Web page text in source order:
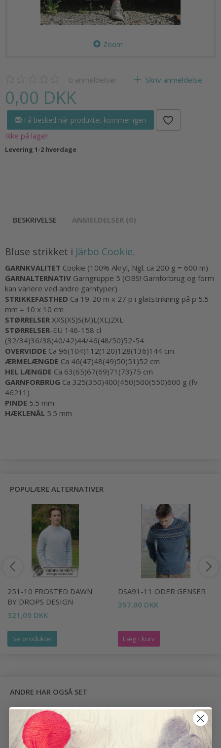
Zoom
0 anmeldelser Skriv anmeldelse
0,00 DKK
Få besked når produktet kommer igen
Ikke på lager
Levering 1-2 hverdage
BESKRIVELSE ANMELDELSER (0)
Bluse strikket i Järbo Cookie.
GARNKVALITET Cookie (100% Akryl, Ngl. ca 200 g = 600 m)
GARNALTERNATIV Garngruppe 5 (OBS! Garnforbrug og form
kan variere ved andre garntyper)
STRIKKEFASTHED Ca 19-20 m x 27 p i glatstrikning på p 5.5
mm = 10 x 10 cm
STØRRELSER XXS(XS)S(M)L(XL)2XL
STØRRELSER-EU 146-158 cl
(32/34)36/38(40/42)44/46(48/50)52-54
OVERVIDDE Ca 96(104)112(120)128(136)144 cm
ÆRMELÆNGDE Ca 46(47)48(49)50(51)52 cm
HEL LÆNGDE Ca 63(65)67(69)71(73)75 cm
GARNFORBRUG Ca 325(350)400(450)500(550)600 g (fv
46211)
PINDE 5.5 mm
HÆKLENÅL 5.5 mm
POPULÆRE ALTERNATIVER
251-10 FROSTED DAWN
BY DROPS DESIGN
321,00 DKK
Se produktet
DSA91-11 ODER GENSER
357,00 DKK
Læg i kurv
ANDRE HAR OGSÅ SET